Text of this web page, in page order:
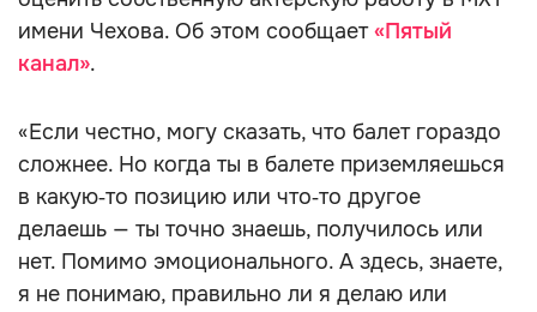
имени Чехова. Об этом сообщает«Пятый
канал».
«Если честно, могу сказать, что балет гораздо
сложнее. Но когда ты в балете приземляешься
в какую‑то позицию или что‑то другое
делаешь — ты точно знаешь, получилось или
нет. Помимо эмоционального. А здесь, знаете,
я не понимаю, правильно ли я делаю или